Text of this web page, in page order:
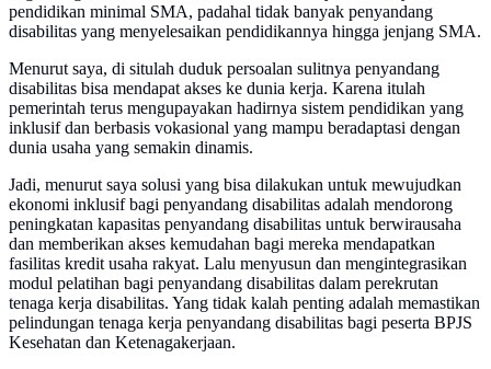
pendidikan minimal SMA, padahal tidak banyak penyandang
disabilitas yang menyelesaikan pendidikannya hingga jenjang SMA.
Menurut saya, di situlah duduk persoalan sulitnya penyandang
disabilitas bisa mendapat akses ke dunia kerja. Karena itulah
pemerintah terus mengupayakan hadirnya sistem pendidikan yang
inklusif dan berbasis vokasional yang mampu beradaptasi dengan
dunia usaha yang semakin dinamis.
Jadi, menurut saya solusi yang bisa dilakukan untuk mewujudkan
ekonomi inklusif bagi penyandang disabilitas adalah mendorong
peningkatan kapasitas penyandang disabilitas untuk berwirausaha
dan memberikan akses kemudahan bagi mereka mendapatkan
fasilitas kredit usaha rakyat. Lalu menyusun dan mengintegrasikan
modul pelatihan bagi penyandang disabilitas dalam perekrutan
tenaga kerja disabilitas. Yang tidak kalah penting adalah memastikan
pelindungan tenaga kerja penyandang disabilitas bagi peserta BPJS
Kesehatan dan Ketenagakerjaan.